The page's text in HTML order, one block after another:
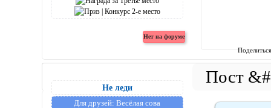
Не леди
Для друзей: Весёлая сова